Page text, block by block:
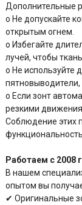
Дополнительные
o Не допускайте
открытым огнем.
o Избегайте
лучей, чтобы
o Не используйте
пятновыводители,
o Если зонт
резкими
Соблюдение этих
Работаем с 2008
В нашем
опытом вы
✔ Оригинальные